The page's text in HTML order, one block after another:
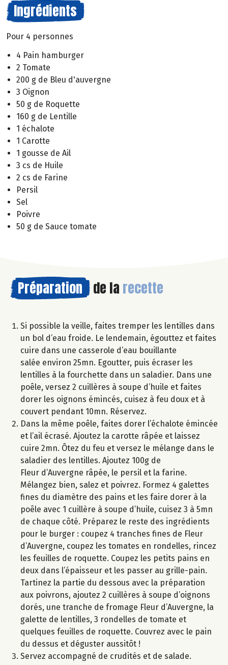
Ingrédients
Pour 4 personnes
4 Pain hamburger
2 Tomate
200 g de Bleu d'auvergne
3 Oignon
50 g de Roquette
160 g de Lentille
1 échalote
1 Carotte
1 gousse de Ail
3 cs de Huile
2 cs de Farine
Persil
Sel
Poivre
50 g de Sauce tomate
Préparation de la recette
Si possible la veille, faites tremper les lentilles dans
un bol d’eau froide. Le lendemain, égouttez et faites
cuire dans une casserole d’eau bouillante
salée environ 25mn. Egoutter, puis écraser les
lentilles à la fourchette dans un saladier. Dans une
poêle, versez 2 cuillères à soupe d’huile et faites
dorer les oignons émincés, cuisez à feu doux et à
couvert pendant 10mn. Réservez.
Dans la même poêle, faites dorer l’échalote émincée
et l’ail écrasé. Ajoutez la carotte râpée et laissez
cuire 2mn. Ôtez du feu et versez le mélange dans le
saladier des lentilles. Ajoutez 100g de
Fleur d’Auvergne râpée, le persil et la farine.
Mélangez bien, salez et poivrez. Formez 4 galettes
fines du diamètre des pains et les faire dorer à la
poêle avec 1 cuillère à soupe d’huile, cuisez 3 à 5mn
de chaque côté. Préparez le reste des ingrédients
pour le burger : coupez 4 tranches fines de Fleur
d’Auvergne, coupez les tomates en rondelles, rincez
les feuilles de roquette. Coupez les petits pains en
deux dans l’épaisseur et les passer au grille-pain.
Tartinez la partie du dessous avec la préparation
aux poivrons, ajoutez 2 cuillères à soupe d’oignons
dorés, une tranche de fromage Fleur d’Auvergne, la
galette de lentilles, 3 rondelles de tomate et
quelques feuilles de roquette. Couvrez avec le pain
du dessus et déguster aussitôt !
Servez accompagné de crudités et de salade.